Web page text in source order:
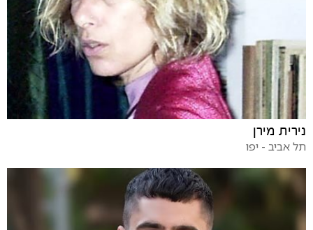
נירית מירן
תל אביב - יפו